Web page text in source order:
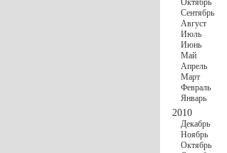
Октябрь
Сентябрь
Август
Июль
Июнь
Май
Апрель
Март
Февраль
Январь
2010
Декабрь
Ноябрь
Октябрь